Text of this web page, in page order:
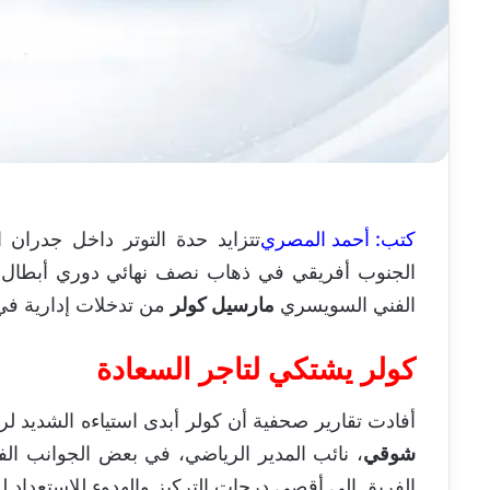
كتب: أحمد المصريتتزايد حدة التوتر داخل
الجنوب أفريقي في ذهاب نصف نهائي دوري
الفني السويسري مارسيل كولر من تدخلات إدارية
كولر يشتكي لتاجر السعادة
أفادت تقارير صحفية أن كولر أبدى استياءه الشديد
شوقي، نائب المدير الرياضي، في بعض الجوانب